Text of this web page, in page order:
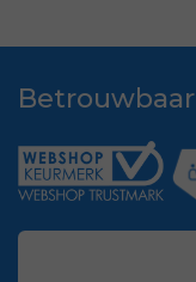
Betrouwbaar